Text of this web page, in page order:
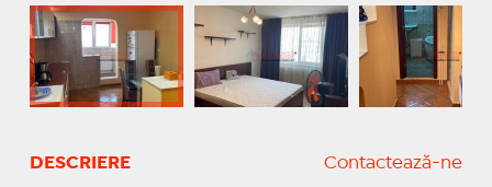
DESCRIERE Contactează-ne